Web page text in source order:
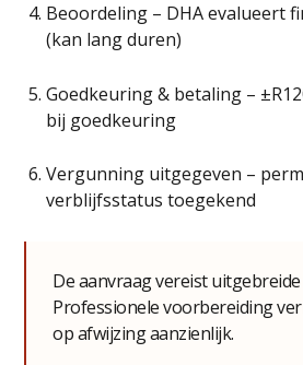
Beoordeling – DHA evalueert
(kan lang duren)
Goedkeuring & betaling –
bij goedkeuring
Vergunning uitgegeven –
verblijfsstatus toegekend
De aanvraag vereist
Professionele voorbereiding
op afwijzing aanzienlijk.